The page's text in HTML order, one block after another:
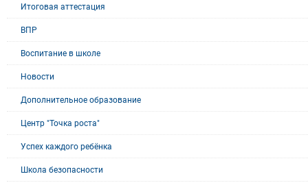
Итоговая аттестация
ВПР
Воспитание в школе
Новости
Дополнительное образование
Центр "Точка роста"
Успех каждого ребёнка
Школа безопасности